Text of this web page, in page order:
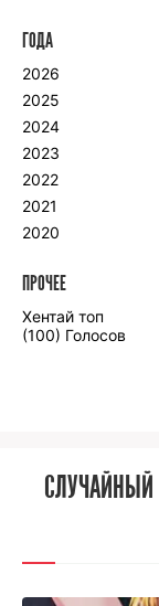
2023
2022
2021
2020
2019
2018
2017
2016
ПРОЧЕЕ
Аниме фильмы
СЛУЧАЙНОЕ
ГОДА
2026
2025
2024
2023
2022
2021
2020
ПРОЧЕЕ
Хентай топ
(100) Голосов
СЛУЧАЙНЫЙ